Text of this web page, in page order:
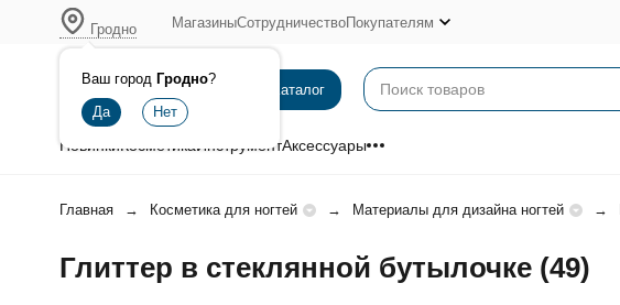
Гродно
Ваш город Гродно?
МагазиныСотрудничествоПокупателям
Каталог
НовинкиКосметикаИнструментАксессуары
Главная Косметика для ногтей Материалы для дизайна ногтей
Глиттер в стеклянной бутылочке (49)